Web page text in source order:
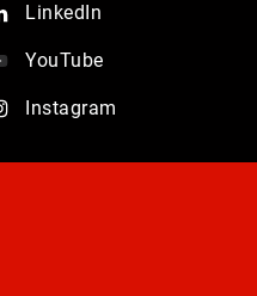
LinkedIn
YouTube
Instagram